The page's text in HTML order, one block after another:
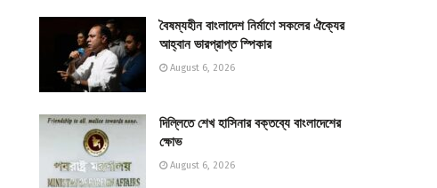
বৈষম্যহীন বাংলাদেশ নির্মাণে সকলের ঐক্যের
আহ্বান ভারপ্রাপ্ত স্পিকার
August 6, 2026
দিল্লিতে শেখ হাসিনার বক্তব্যে বাংলাদেশের
ক্ষোভ
August 6, 2026